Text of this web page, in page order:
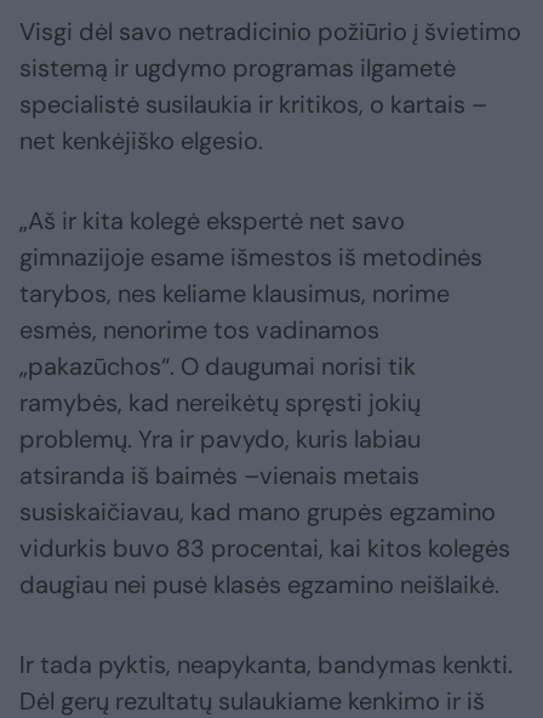
Visgi dėl savo netradicinio požiūrio į švietimo
sistemą ir ugdymo programas ilgametė
specialistė susilaukia ir kritikos, o kartais –
net kenkėjiško elgesio.
„Aš ir kita kolegė ekspertė net savo
gimnazijoje esame išmestos iš metodinės
tarybos, nes keliame klausimus, norime
esmės, nenorime tos vadinamos
„pakazūchos“. O daugumai norisi tik
ramybės, kad nereikėtų spręsti jokių
problemų. Yra ir pavydo, kuris labiau
atsiranda iš baimės –vienais metais
susiskaičiavau, kad mano grupės egzamino
vidurkis buvo 83 procentai, kai kitos kolegės
daugiau nei pusė klasės egzamino neišlaikė.
Ir tada pyktis, neapykanta, bandymas kenkti.
Dėl gerų rezultatų sulaukiame kenkimo ir iš